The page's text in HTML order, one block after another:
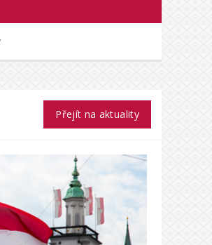
Přejít na aktuality